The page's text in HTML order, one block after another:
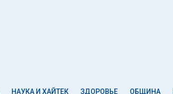
НАУКА И ХАЙТЕК ЗДОРОВЬЕ ОБЩИНА